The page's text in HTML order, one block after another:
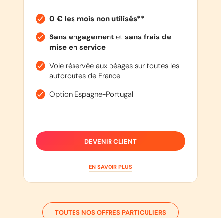
0 € les mois non utilisés**
Sans engagementet sans frais de
mise en service
Voie réservée aux péages sur toutes les
autoroutes de France
Option Espagne-Portugal
DEVENIR CLIENT
EN SAVOIR PLUS
TOUTES NOS OFFRES PARTICULIERS